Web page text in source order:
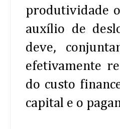
produtividade
auxílio de
deve,
efetivamente
do custo
capital e o